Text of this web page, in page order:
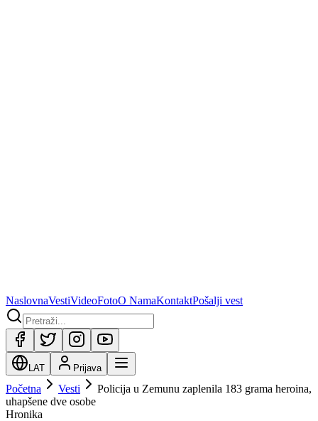
NaslovnaVestiVideoFotoO NamaKontaktPošalji vest
LAT Prijava
Početna Vesti
Policija u Zemunu zaplenila 183 grama heroina,
uhapšene dve osobe
Hronika